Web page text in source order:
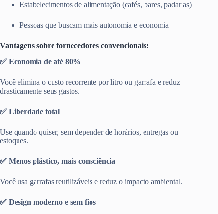
Estabelecimentos de alimentação (cafés, bares, padarias)
Pessoas que buscam mais autonomia e economia
Vantagens sobre fornecedores convencionais:
✅ Economia de até 80%
Você elimina o custo recorrente por litro ou garrafa e reduz
drasticamente seus gastos.
✅ Liberdade total
Use quando quiser, sem depender de horários, entregas ou
estoques.
✅ Menos plástico, mais consciência
Você usa garrafas reutilizáveis e reduz o impacto ambiental.
✅ Design moderno e sem fios